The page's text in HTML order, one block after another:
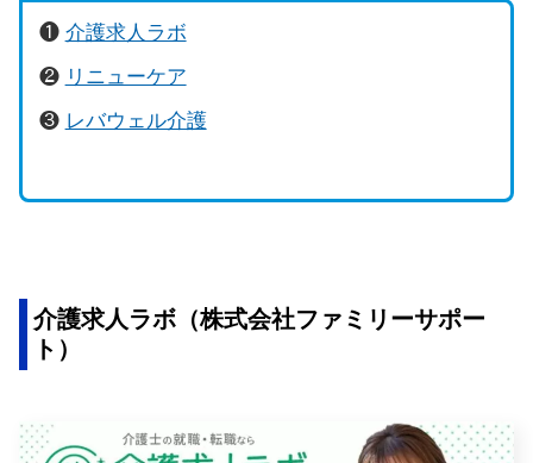
❶ 介護求人ラボ
❷ リニューケア
❸ レバウェル介護
介護求人ラボ（株式会社ファミリーサポー
ト）